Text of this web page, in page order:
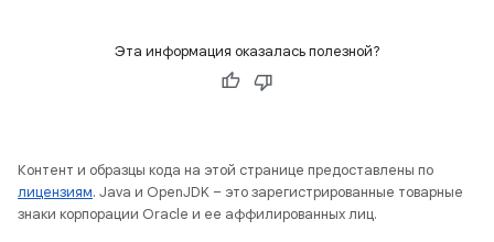
Эта информация оказалась полезной?
Контент и образцы кода на этой странице предоставлены по
лицензиям. Java и OpenJDK – это зарегистрированные товарные
знаки корпорации Oracle и ее аффилированных лиц.